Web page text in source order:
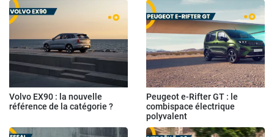
Volvo EX90 : la nouvelle
référence de la catégorie ?
Peugeot e-Rifter GT : le
combispace électrique
polyvalent